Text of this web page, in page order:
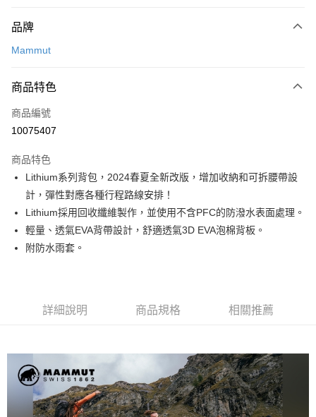
信用卡一次付款
3 期 0 利率 每期
合作金庫商業銀行
上海商業儲蓄銀行
臺灣中小企業銀行
匯豐（台灣）商業銀行
華泰商業銀行
聯邦商業銀行
元大商業銀行
永豐商業銀行
玉山商業銀行
星展（台灣）商業銀行
台灣樂天信用卡公司
LINE Pay
Apple Pay
ATM付款
運送方式
付款後門市自取
品牌
Mammut
商品特色
商品編號
10075407
商品特色
Lithium系列背包，2024春夏全新改版，增加收納和可拆腰帶設
計，彈性對應各種行程路線安排！
Lithium採用回收纖維製作，並使用不含PFC的防潑水表面處理。
輕量、透氣EVA背帶設計，舒適透氣3D EVA泡棉背板。
附防水雨套。
詳細說明 商品規格 相關推薦